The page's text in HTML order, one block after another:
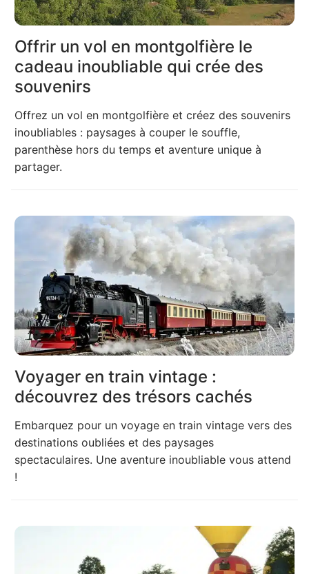
Offrir un vol en montgolfière le
cadeau inoubliable qui crée des
souvenirs
Offrez un vol en montgolfière et créez des souvenirs
inoubliables : paysages à couper le souffle,
parenthèse hors du temps et aventure unique à
partager.
Voyager en train vintage :
découvrez des trésors cachés
Embarquez pour un voyage en train vintage vers des
destinations oubliées et des paysages
spectaculaires. Une aventure inoubliable vous attend
!